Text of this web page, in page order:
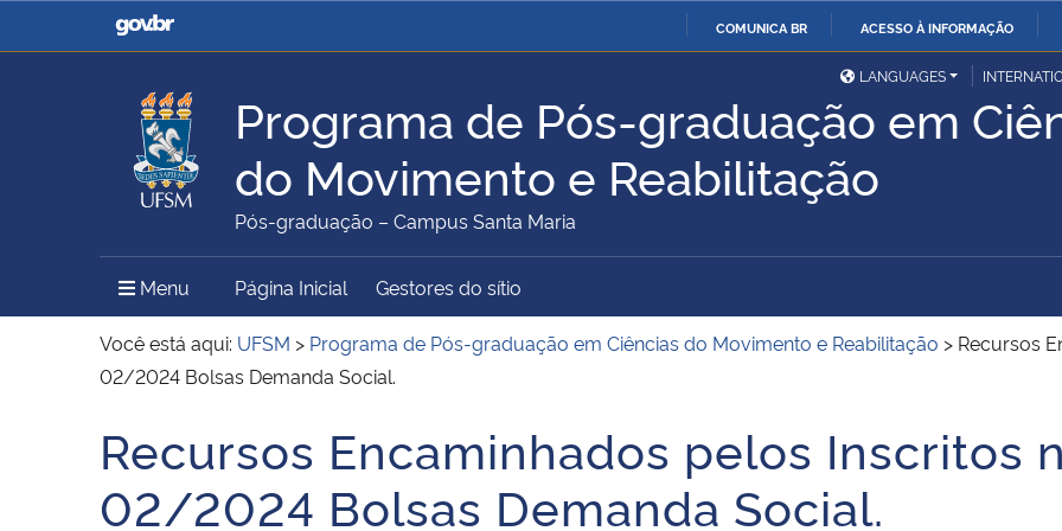
PARA
O
CONTEÚDO
COMUNICA BR ACESSO À INFORMAÇÃO
Casa Civil
Ministério da Justiça e
Ministério da Defesa
Ministério das Relações
Exteriores
Ministério da Agricultura,
Pecuária e Abastecimento
Ministério da Educação Ministério da Cidadania Ministério da Saúde
Institucional
LANGUAGES
Programa de Pós-graduação em
do Movimento e Reabilitação
Pós-graduação – Campus Santa Maria
Menu Menu Principal do Sítio
Página Inicial Gestores do sítio
Você está aqui: UFSM > Programa de Pós-graduação em Ciências do Movimento e Reabilitação > Recursos
02/2024 Bolsas Demanda Social.
Início do conteúdo
Recursos Encaminhados pelos Inscritos
02/2024 Bolsas Demanda Social.